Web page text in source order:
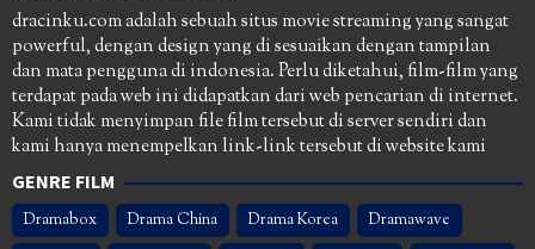
dracinku.com adalah sebuah situs movie streaming yang sangat
powerful, dengan design yang di sesuaikan dengan tampilan
dan mata pengguna di indonesia. Perlu diketahui, film-film yang
terdapat pada web ini didapatkan dari web pencarian di internet.
Kami tidak menyimpan file film tersebut di server sendiri dan
kami hanya menempelkan link-link tersebut di website kami
GENRE FILM
Dramabox Drama China Drama Korea
Dramawave